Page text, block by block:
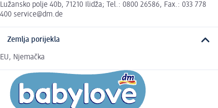
Lužansko polje 40b, 71210 Ilidža; Tel.: 0800 26586, Fax.: 033 778
400 service@dm.de
Zemlja porijekla
EU, Njemačka